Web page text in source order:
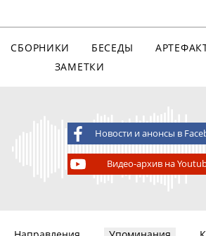
СБОРНИКИ БЕСЕДЫ
ЗАМЕТКИ
Новости и анонсы в
Видео-архив на